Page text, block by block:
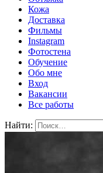
Кожа
Доставка
Фильмы
Instagram
Фотостена
Обучение
Обо мне
Вход
Вакансии
Все работы
Найти: